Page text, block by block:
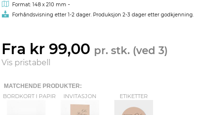
Format: 148 x 210 mm -
Forhåndsvisning etter 1-2 dager. Produksjon 2-3 dager etter godkjenning.
Fra kr 99,00 pr. stk. (ved 3)
Vis pristabell
MATCHENDE PRODUKTER:
BORDKORT I PAPIR
INVITASJON ETIKETTER